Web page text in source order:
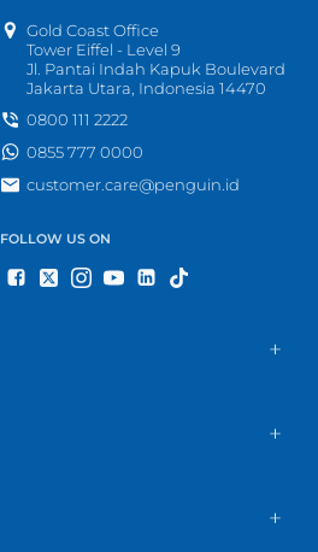
Gold Coast Office
Tower Eiffel - Level 9
Jl. Pantai Indah Kapuk Boulevard
Jakarta Utara, Indonesia 14470
0800 111 2222
0855 777 0000
customer.care@penguin.id
FOLLOW US ON